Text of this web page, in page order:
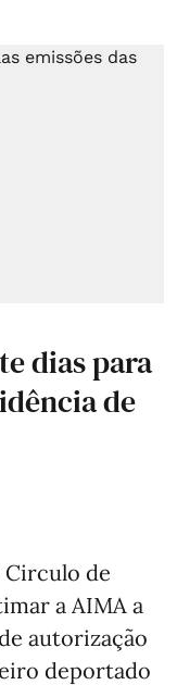
dias para
de
de
a AIMA a
autorização
deportado